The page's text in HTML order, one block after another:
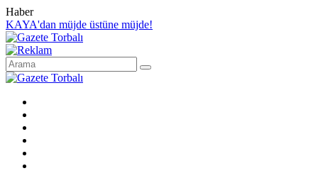
Haber
KAYA'dan müjde üstüne müjde!